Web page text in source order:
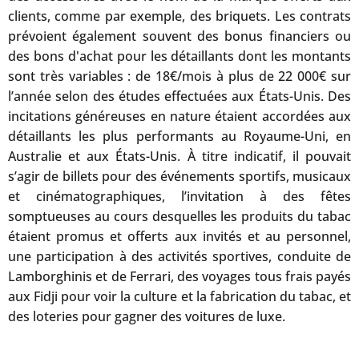
clients, comme par exemple, des briquets. Les contrats
prévoient également souvent des bonus financiers ou
des bons d'achat pour les détaillants dont les montants
sont très variables : de 18€/mois à plus de 22 000€ sur
l’année selon des études effectuées aux États-Unis. Des
incitations généreuses en nature étaient accordées aux
détaillants les plus performants au Royaume-Uni, en
Australie et aux États-Unis. À titre indicatif, il pouvait
s’agir de billets pour des événements sportifs, musicaux
et cinématographiques, l’invitation à des fêtes
somptueuses au cours desquelles les produits du tabac
étaient promus et offerts aux invités et au personnel,
une participation à des activités sportives, conduite de
Lamborghinis et de Ferrari, des voyages tous frais payés
aux Fidji pour voir la culture et la fabrication du tabac, et
des loteries pour gagner des voitures de luxe.